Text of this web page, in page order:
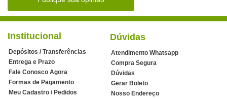
Institucional
Depósitos / Transferências
Entrega e Prazo
Fale Conosco Agora
Formas de Pagamento
Meu Cadastro / Pedidos
Dúvidas
Atendimento Whatsapp
Compra Segura
Dúvidas
Gerar Boleto
Nosso Endereço